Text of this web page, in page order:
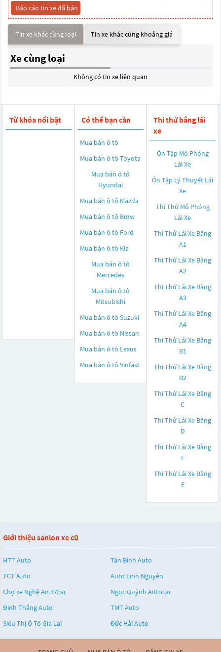
Báo cáo tin xe đã bán
Tin xe khác cùng loại Tin xe khác cùng khoảng giá
Xe cùng loại
Không có tin xe liên quan
Từ khóa nổi bật Có thể bạn cần
Mua bán ô tô
Mua bán ô tô Toyota
Mua bán ô tô
Hyundai
Mua bán ô tô Mazda
Mua bán ô tô Bmw
Mua bán ô tô Ford
Mua bán ô tô Kia
Mua bán ô tô
Mercedes
Mua bán ô tô
Mitsubishi
Mua bán ô tô Suzuki
Mua bán ô tô Nissan
Mua bán ô tô Lexus
Mua bán ô tô Vinfast
Thi thử bằng lái
xe
Ôn Tập Mô Phỏng
Lái Xe
Ôn Tập Lý Thuyết Lái
Xe
Thi Thử Mô Phỏng
Lái Xe
Thi Thử Lái Xe Bằng
A1
Thi Thử Lái Xe Bằng
A2
Thi Thử Lái Xe Bằng
A3
Thi Thử Lái Xe Bằng
A4
Thi Thử Lái Xe Bằng
B1
Thi Thử Lái Xe Bằng
B2
Thi Thử Lái Xe Bằng
C
Thi Thử Lái Xe Bằng
D
Thi Thử Lái Xe Bằng
E
Thi Thử Lái Xe Bằng
F
Giới thiệu sanlon xe cũ
HTT Auto
Tân Bình Auto
TCT Auto
Auto Linh Nguyên
Chợ xe Nghệ An 37car
Ngọc Quỳnh Autocar
Đinh Thắng Auto
TMT Auto
Siêu Thị Ô Tô Gia Lai
Đức Hải Auto